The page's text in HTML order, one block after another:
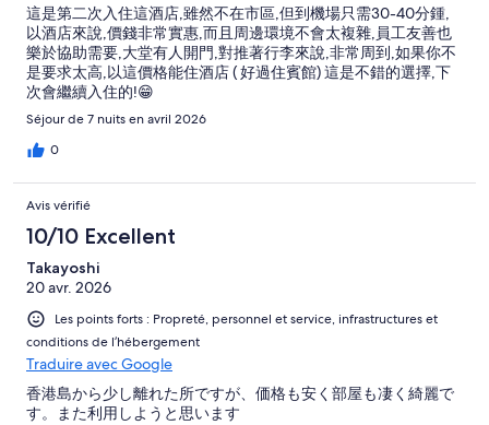
這是第二次入住這酒店,雖然不在市區,但到機場只需30-40分鍾,
以酒店來說,價錢非常實惠,而且周邊環境不會太複雜,員工友善也
樂於協助需要,大堂有人開門,對推著行李來說,非常周到,如果你不
是要求太高,以這價格能住酒店 ( 好過住賓館) 這是不錯的選擇,下
次會繼續入住的!😁
Séjour de 7 nuits en avril 2026
0
Avis vérifié
10/10 Excellent
Takayoshi
20 avr. 2026
Les points forts : Propreté, personnel et service, infrastructures et
conditions de l’hébergement
Traduire avec Google
香港島から少し離れた所ですが、価格も安く部屋も凄く綺麗で
す。また利用しようと思います